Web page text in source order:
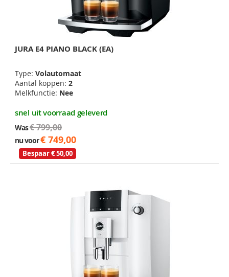
JURA E4 PIANO BLACK (EA)
Type: Volautomaat
Aantal koppen: 2
Melkfunctie: Nee
snel uit voorraad geleverd
Was€ 799,00
nu voor€ 749,00
Bespaar € 50,00